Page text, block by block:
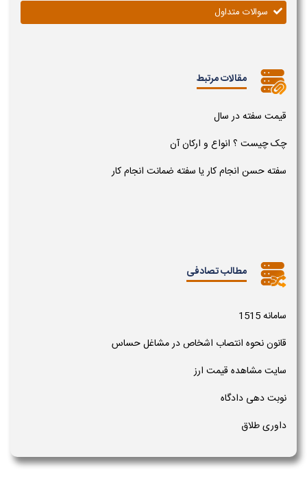
سوالات متداول
مقالات مرتبط
قیمت سفته در سال
چک چیست ؟ انواع و ارکان آن
سفته حسن انجام کار یا سفته ضمانت انجام کار
مطالب تصادفی
سامانه 1515
قانون نحوه انتصاب اشخاص در مشاغل حساس
سایت مشاهده قیمت ارز
نوبت دهی دادگاه
داوری طلاق